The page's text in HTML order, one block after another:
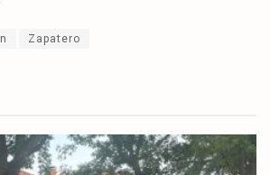
Zapatero